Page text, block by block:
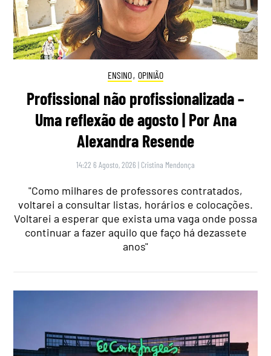
ENSINO, OPINIÃO
Profissional não profissionalizada –
Uma reflexão de agosto | Por Ana
Alexandra Resende
14:22 6 Agosto, 2026 | Cristina Mendonça
"Como milhares de professores contratados,
voltarei a consultar listas, horários e colocações.
Voltarei a esperar que exista uma vaga onde possa
continuar a fazer aquilo que faço há dezassete
anos"